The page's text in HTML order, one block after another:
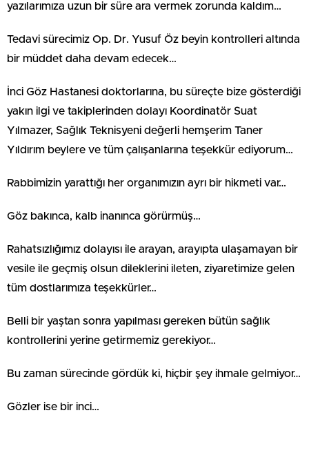
yazılarımıza uzun bir süre ara vermek zorunda kaldım…
Tedavi sürecimiz Op. Dr. Yusuf Öz beyin kontrolleri altında
bir müddet daha devam edecek…
İnci Göz Hastanesi doktorlarına, bu süreçte bize gösterdiği
yakın ilgi ve takiplerinden dolayı Koordinatör Suat
Yılmazer, Sağlık Teknisyeni değerli hemşerim Taner
Yıldırım beylere ve tüm çalışanlarına teşekkür ediyorum…
Rabbimizin yarattığı her organımızın ayrı bir hikmeti var…
Göz bakınca, kalb inanınca görürmüş…
Rahatsızlığımız dolayısı ile arayan, arayıpta ulaşamayan bir
vesile ile geçmiş olsun dileklerini ileten, ziyaretimize gelen
tüm dostlarımıza teşekkürler…
Belli bir yaştan sonra yapılması gereken bütün sağlık
kontrollerini yerine getirmemiz gerekiyor…
Bu zaman sürecinde gördük ki, hiçbir şey ihmale gelmiyor…
Gözler ise bir inci…